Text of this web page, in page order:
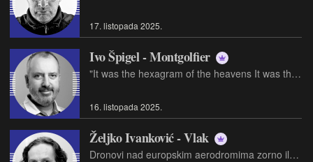
17. listopada 2025.
Ivo Špigel - Montgolfier
"It was the hexagram of the heavens It was the strings of my guitar." Joni Mitchell: "Amelia"
16. listopada 2025.
Željko Ivanković - Vlak
Dronovi nad europskim aerodromima zorno ilustriraju da se tehnologija mijenja brže nego sposobnost ljudi da je slijede. Možda se tehnologija i mijenja ponajprije da bi izbjegla ljudskoj kontroli